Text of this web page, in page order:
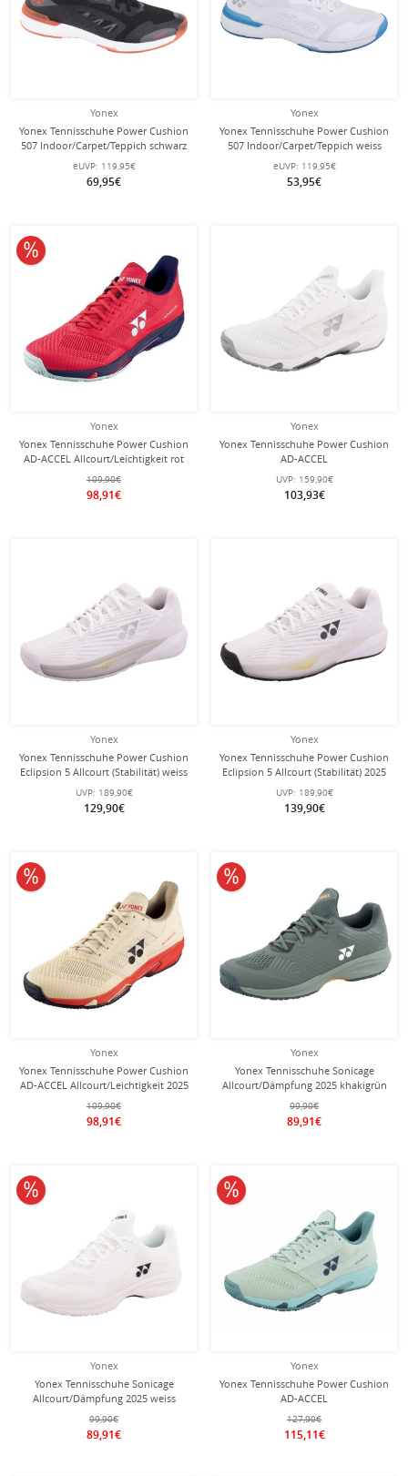
Yonex
Yonex Tennisschuhe Power Cushion
507 Indoor/Carpet/Teppich schwarz
Herren
eUVP: 119,95€
69,95€
Yonex
Yonex Tennisschuhe Power Cushion
507 Indoor/Carpet/Teppich weiss
Damen
eUVP: 119,95€
53,95€
Yonex
Yonex Tennisschuhe Power Cushion
AD-ACCEL Allcourt/Leichtigkeit rot
Herren
109,90€
98,91€
10% reduziert
Yonex
Yonex Tennisschuhe Power Cushion
AD-ACCEL
Clay/Sandplatz/Leichtigkeit 2024
weiss Damen
UVP: 159,90€
103,93€
Yonex
Yonex Tennisschuhe Power Cushion
Eclipsion 5 Allcourt (Stabilität) weiss
Damen
UVP: 189,90€
129,90€
Yonex
Yonex Tennisschuhe Power Cushion
Eclipsion 5 Allcourt (Stabilität) 2025
weiss Herren
UVP: 189,90€
139,90€
Yonex
Yonex Tennisschuhe Power Cushion
AD-ACCEL Allcourt/Leichtigkeit 2025
beige Herren
109,90€
98,91€
10% reduziert
Yonex
Yonex Tennisschuhe Sonicage
Allcourt/Dämpfung 2025 khakigrün
Herren
99,90€
89,91€
10% reduziert
Yonex
Yonex Tennisschuhe Sonicage
Allcourt/Dämpfung 2025 weiss
Herren
99,90€
89,91€
10% reduziert
Yonex
Yonex Tennisschuhe Power Cushion
AD-ACCEL
Clay/Sandplatz/Leichtigkeit 2025
mintgrün Damen
127,90€
115,11€
10% reduziert